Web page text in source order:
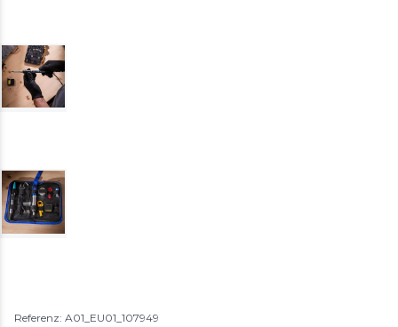
Referenz: A01_EU01_107949